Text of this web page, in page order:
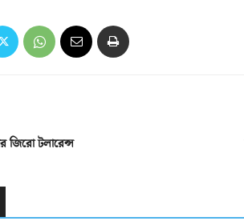
জিরো টলারেন্স